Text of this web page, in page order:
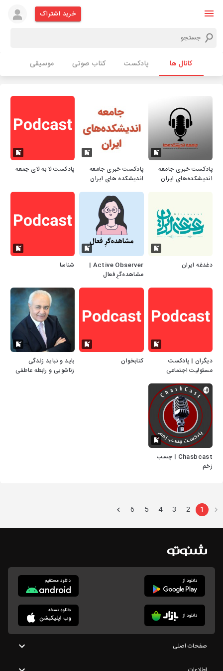
خرید اشتراک
کانال ها پادکست کتاب صوتی موسیقی
پادکست خبری جامعه
اندیشکده‌های ایران
پادکست خبری جامعه
اندیشکده های ایران
پادکست لا به لای جمعه
دغدغه ایران
Active Observer |
مشاهده‌گرِ فعال
شناسا
دیگران | پادکست
مسئولیت اجتماعی
کتابخوان
باید و نباید زندگی
زناشویی و رابطه عاطفی
Chasbcast | چسب
زخم
1
2
3
4
5
6
صفحات اصلی